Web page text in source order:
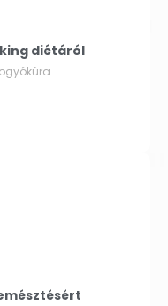
diétáról